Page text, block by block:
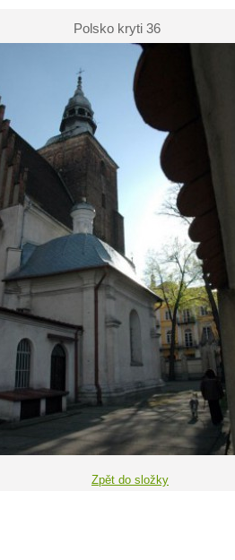
Polsko kryti 36
Zpět do složky